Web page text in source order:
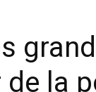
la